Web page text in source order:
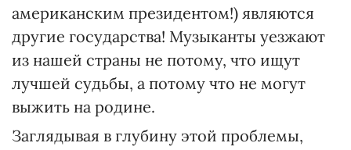
американским президентом!) являются
другие государства! Музыканты уезжают
из нашей страны не потому, что ищут
лучшей судьбы, а потому что не могут
выжить на родине.
Заглядывая в глубину этой проблемы,